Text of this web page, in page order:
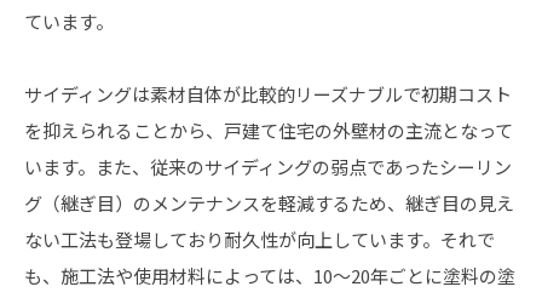
ています。
サイディングは素材自体が比較的リーズナブルで初期コスト
を抑えられることから、戸建て住宅の外壁材の主流となって
います。また、従来のサイディングの弱点であったシーリン
グ（継ぎ目）のメンテナンスを軽減するため、継ぎ目の見え
ない工法も登場しており耐久性が向上しています。それで
も、施工法や使用材料によっては、10〜20年ごとに塗料の塗